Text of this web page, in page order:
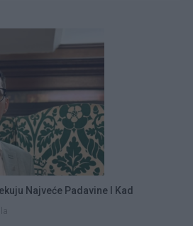
Najveće Padavine I Kad